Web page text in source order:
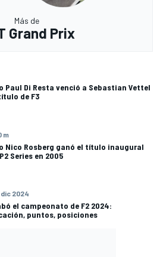
Más de
Grand Prix
Paul Di Resta venció a Sebastian Vettel
de F3
m
Nico Rosberg ganó el título inaugural
Series en 2005
dic 2024
el campeonato de F2 2024:
puntos, posiciones